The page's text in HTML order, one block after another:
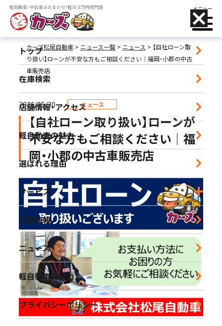
軽自動車・中古車はおまかせ！軽39.8万円専門店 メニュー
トップ
在庫検索
店舗情報・アクセス
軽自動車の魅力
選ばれる理由
サービス
企業情報
ニュース
軽自動車の魅力
プライバシーポリシー
小郡店
営業時間｜9:30-18:30 定休日｜毎週水曜日
朝倉店
営業時間｜10:00-17:00 定休日｜毎週水曜日
宮崎店
営業時間｜10:00-18:30 定休日｜毎週水曜日
鹿児島店
営業時間｜10:00-16:00 定休日｜毎週水曜日
カーズ松尾自動車> ニュース一覧> ニュース > 【自社ローン取
り扱い】ローンが不安な方もご相談ください｜福岡・小郡の中古
車販売店
2026/05/30 ニュース
【自社ローン取り扱い】ローンが
不安な方もご相談ください｜福
岡・小郡の中古車販売店